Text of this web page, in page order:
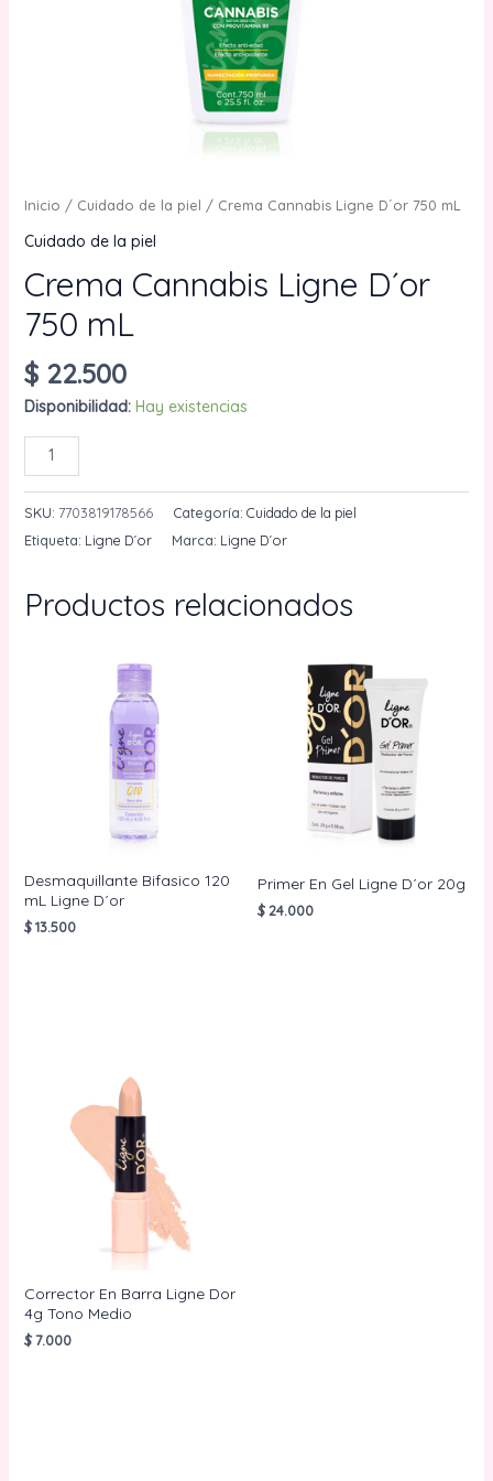
Inicio / Cuidado de la piel / Crema Cannabis Ligne D´or 750 mL
Cuidado de la piel
Crema Cannabis Ligne D´or
750 mL
$22.500
Disponibilidad: Hay existencias
Crema
Cannabis
Ligne
D
mL
SKU: 7703819178566 Categoría: Cuidado de la piel
Etiqueta: Ligne D´or Marca: Ligne D´or
Productos relacionados
Desmaquillante Bifasico 120
mL Ligne D´or
$13.500
Primer En Gel Ligne D´or 20g
$24.000
Corrector En Barra Ligne Dor
4g Tono Medio
$7.000